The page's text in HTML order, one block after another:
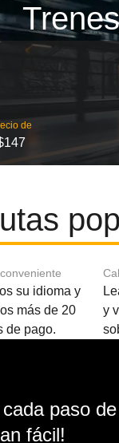
de
su idioma y
más de 20
de pago.
y
paso
fácil!